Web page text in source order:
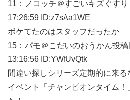
11： ノコッチ＠すごいキズぐすり
17:26:59 ID:z7sAa1WE
ボケてたのはスタッフだったか
15： パモ＠こだいのおうかん投稿
13:16:56 ID:YWfUvQtk
間違い探しシリーズ定期的に来る
イベント「チャンピオンタイム